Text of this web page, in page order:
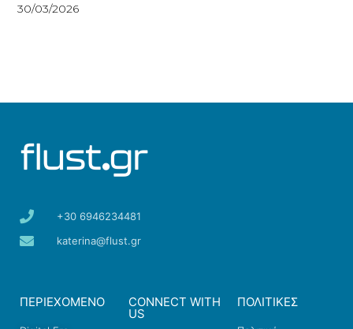
30/03/2026
+30 6946234481
katerina@flust.gr
ΠΕΡΙΕΧΟΜΕΝΟ CONNECT WITH
US
ΠΟΛΙΤΙΚΕΣ